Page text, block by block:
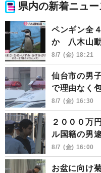
県内の新着ニュー
ペンギン全
か 八木山
8/7 (金) 18:21
仙台市の男
で理由なく
8/7 (金) 16:30
２０００万
ル国籍の男
8/7 (金) 16:00
お盆に向け